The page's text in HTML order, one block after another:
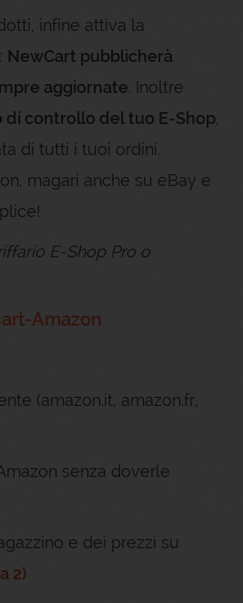
infine attiva la
NewCart pubblicherà
aggiornate. Inoltre
controllo del tuo E-Shop
di tutti i tuoi ordini.
magari anche su eBay e
E-Shop Pro o
Amazon
(amazon.it, amazon.fr,
senza doverle
e dei prezzi su
2)